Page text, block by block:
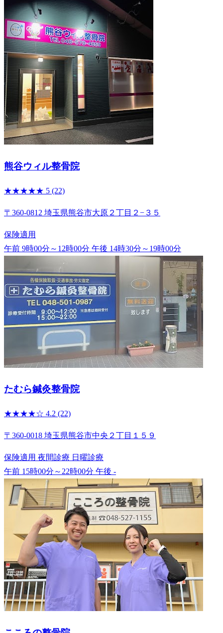
熊谷ウィル整骨院
★★★★★ 5 (22)
〒360-0812 埼玉県熊谷市大原２丁目２−３５
保険適用
午前 9時00分～12時00分 午後 14時30分～19時00分
たむら鍼灸整骨院
★★★★☆ 4.2 (22)
〒360-0018 埼玉県熊谷市中央２丁目１５９
保険適用 夜間診療 日曜診療
午前 15時00分～22時00分 午後 -